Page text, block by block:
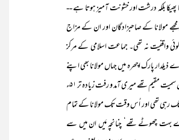
بلکہ درشت اور خشونت آمیز ہوتا ہے --
مولانا کے صاحبزادگان اور ان کے مزاج
واقفیت نہ تھی۔ جماعت اسلامی کے مرکز
۵؍ اے ذیلدار پارک اچھرہ میں جہاں مولانا بھی اپنے
اہل و عیال سمیت مقیم تھے میری آمد و رفت زیادہ تر ۵۱ء
تک رہی تھی اور اُس وقت تک مولانا کے تمام
بہت چھوٹے تھے‘ چنانچہ مَیں ان میں سے